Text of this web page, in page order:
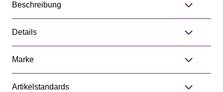
Beschreibung
Details
Marke
Artikelstandards